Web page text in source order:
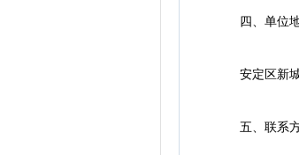
四、单位地
安定区新城
五、联系方